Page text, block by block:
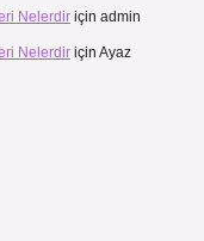
Nelerdir için admin
Nelerdir için Ayaz